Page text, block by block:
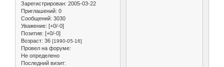
Зарегистрирован: 2005-03-22
Приглашений: 0
Сообщений: 3030
Уважение: [+0/-0]
Позитив: [+0/-0]
Возраст: 36 [1990-05-16]
Провел на форуме:
Не определено
Последний визит: